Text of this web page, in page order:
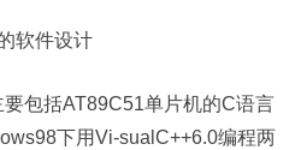
软件设计
包括AT89C51单片机的C语言
下用Vi-sualC++6.0编程两